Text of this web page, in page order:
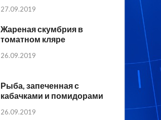
27.09.2019
Жареная скумбрия в
томатном кляре
26.09.2019
Рыба, запеченная с
кабачками и помидорами
26.09.2019